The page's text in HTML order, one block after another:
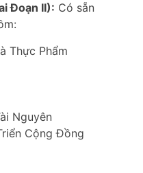
Đoạn II): Có sẵn
Thực Phẩm
Nguyên
Cộng Đồng